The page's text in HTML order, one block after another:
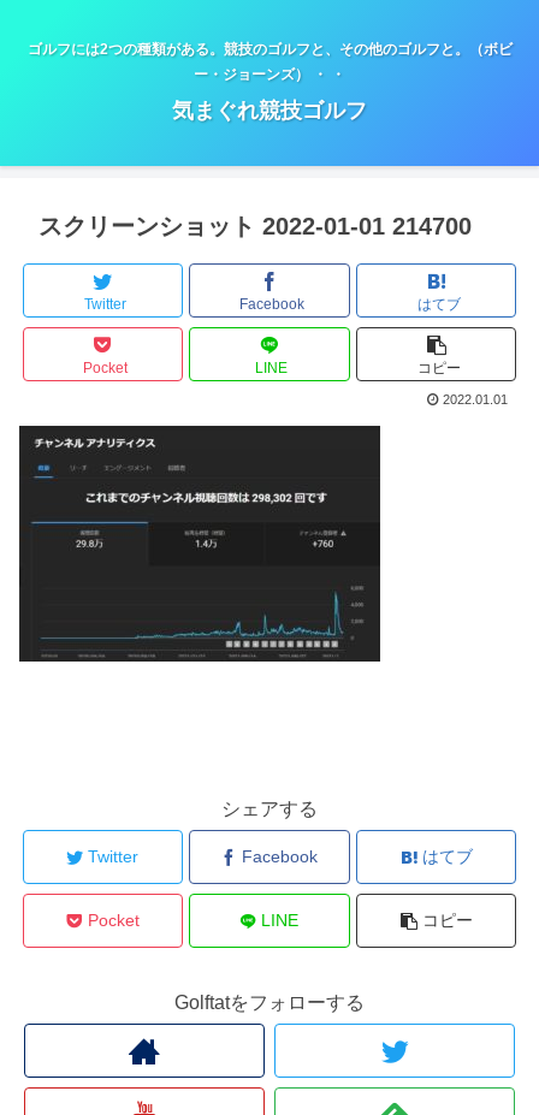
ゴルフには2つの種類がある。競技のゴルフと、その他のゴルフと。（ボビ
ー・ジョーンズ） ・ ・
気まぐれ競技ゴルフ
スクリーンショット 2022-01-01 214700
Twitter Facebook はてブ
Pocket LINE コピー
2022.01.01
シェアする
Twitter Facebook はてブ
Pocket LINE コピー
Golftatをフォローする